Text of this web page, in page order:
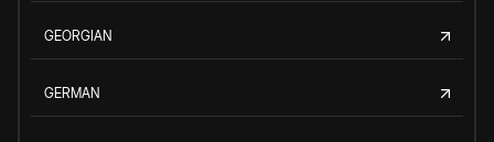
GEORGIAN
GERMAN